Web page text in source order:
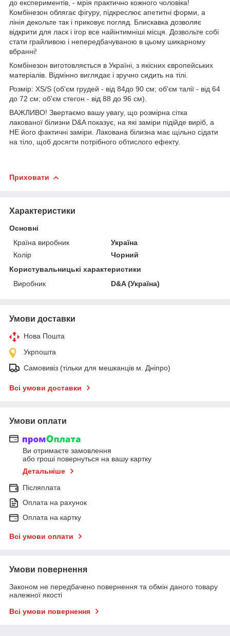
до експериментів, - мрія практично кожного чоловіка!
Комбінезон облягає фігуру, підкреслює апетитні форми, а
лінія декольте так і приковує погляд. Блискавка дозволяє
відкрити для ласк і ігор все найінтимніші місця. Дозвольте собі
стати грайливою і непередбачуваною в цьому шикарному
вбранні!
Комбінезон виготовляється в Україні, з якісних європейських
матеріалів. Відмінно виглядає і зручно сидить на тілі.
Розмір: XS/S (об'єм грудей - від 84до 90 см; об'єм талії - від 64
до 72 см; об'єм стегон - від 88 до 96 см).
ВАЖЛИВО! Звертаємо вашу увагу, що розмірна сітка
лакованої білизни D&A показує, на які заміри підійде виріб, а
НЕ його фактичні заміри. Лакована білизна має щільно сідати
на тіло, щоб досягти потрібного обтислого ефекту.
Приховати
Характеристики
Основні
Країна виробник
Україна
Колір
Чорний
Користувальницькі характеристики
Виробник
D&A (Україна)
Умови доставки
Нова Пошта
Укрпошта
Самовивіз (тільки для мешканців м. Дніпро)
Всі умови доставки
Умови оплати
Ви отримаєте замовлення
або гроші повернуться на вашу картку
Детальніше
Післяплата
Оплата на рахунок
Оплата на картку
Всі умови оплати
Умови повернення
Законом не передбачено повернення та обмін даного товару
належної якості
Всі умови повернення